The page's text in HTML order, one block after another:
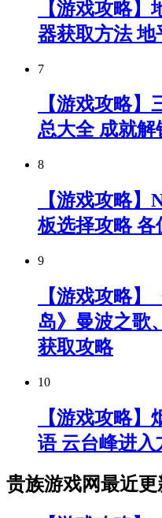
【游戏攻略
器获取方法
7
【游戏攻略
总大全 成就解
8
【游戏攻略
板选择攻略
9
【游戏攻略
岛》曼波之歌
获取攻略
10
【游戏攻略
语 云台峰进入
贵族游戏网最近更